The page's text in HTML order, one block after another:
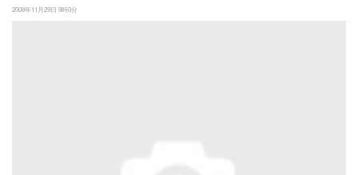
2008年11月29日 9時0分